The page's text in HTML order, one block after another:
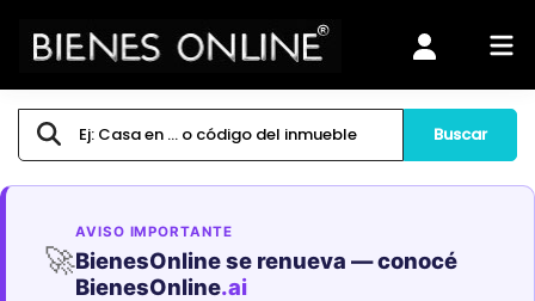
Buscar
🚀
AVISO IMPORTANTE
BienesOnline se renueva — conocé
BienesOnline.ai